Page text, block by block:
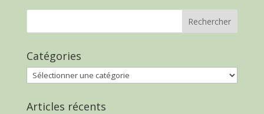
Catégories
Catégories
Articles récents